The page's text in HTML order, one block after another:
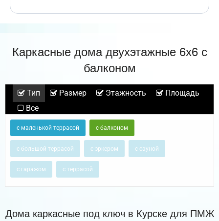
Каркасные дома двухэтажные 6х6 с
балконом
Тип Размер Этажность
Площадь
Все
с маленькой террасой с балконом
с большой террасой с эркером с сауной
с гаражом с террасой
Дома каркасные под ключ в Курске для ПМЖ